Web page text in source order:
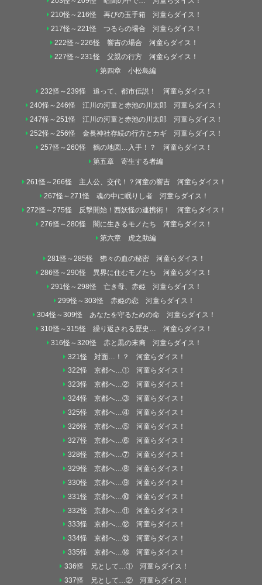
210怪～216怪 再びの玉手箱 河童らダイス！
217怪～221怪 つるらの場合 河童らダイス！
222怪～226怪 響吉の場合 河童らダイス！
227怪～231怪 父親の行方 河童らダイス！
第四章 小松島編
232怪～239怪 追って、都市伝説！ 河童らダイス！
240怪～246怪 江川の河童と赤池の川太郎 河童らダイス！
247怪～251怪 江川の河童と赤池の川太郎 河童らダイス！
252怪～256怪 金長神社存続の行方とカギ 河童らダイス！
257怪～260怪 鶴の地図…入手！？ 河童らダイス！
第五章 寄生する者編
261怪～266怪 主人公、交代！？河童の響吉 河童らダイス！
267怪～271怪 魂の中に眠りし者 河童らダイス！
272怪～275怪 反撃開始！西妖怪の連携術！ 河童らダイス！
276怪～280怪 闇に生きるモノたち 河童らダイス！
第六章 虎之助編
281怪～285怪 狒々の血の秘密 河童らダイス！
286怪～290怪 異界に住むモノたち 河童らダイス！
291怪～298怪 亡き母、赤姫 河童らダイス！
299怪～303怪 赤姫の恋 河童らダイス！
304怪～309怪 あなたを守るための命 河童らダイス！
310怪～315怪 繰り返される歴史… 河童らダイス！
316怪～320怪 赤と黒の末裔 河童らダイス！
321怪 対面…！？ 河童らダイス！
322怪 京都へ…① 河童らダイス！
323怪 京都へ…② 河童らダイス！
324怪 京都へ…③ 河童らダイス！
325怪 京都へ…④ 河童らダイス！
326怪 京都へ…⑤ 河童らダイス！
327怪 京都へ…⑥ 河童らダイス！
328怪 京都へ…⑦ 河童らダイス！
329怪 京都へ…⑧ 河童らダイス！
330怪 京都へ…⑨ 河童らダイス！
331怪 京都へ…⑩ 河童らダイス！
332怪 京都へ…⑪ 河童らダイス！
333怪 京都へ…⑫ 河童らダイス！
334怪 京都へ…⑬ 河童らダイス！
335怪 京都へ…⑭ 河童らダイス！
336怪 兄として…① 河童らダイス！
337怪 兄として…② 河童らダイス！